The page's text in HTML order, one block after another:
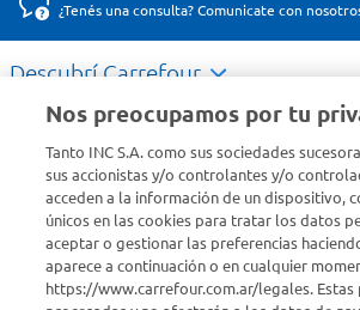
¿Tenés una consulta? Comunicate con
Descubrí Carrefour
Info útil
Comprá Online
Nos preocupamos por tu
Tanto INC S.A. como sus sociedades
sus accionistas y/o controlantes y/o
acceden a la información de un dispositivo,
únicos en las cookies para tratar los datos
aceptar o gestionar las preferencias
aparece a continuación o en cualquier
https://www.carrefour.com.ar/legales. Estas